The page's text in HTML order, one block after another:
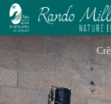
Crêperie Le Beffroi